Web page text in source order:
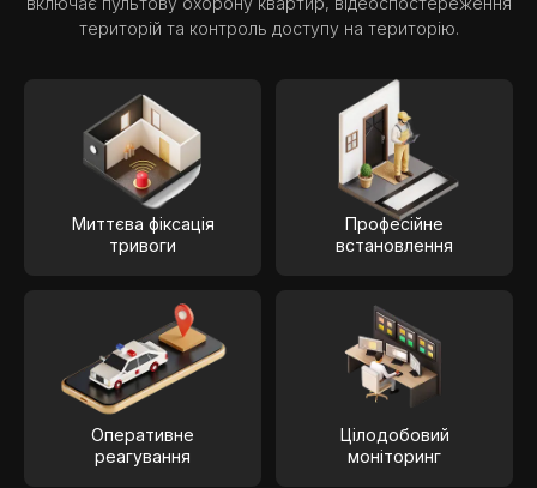
територій та контроль доступу на територію.
Миттєва фіксація
тривоги
Професійне
встановлення
Оперативне
реагування
Цілодобовий
моніторинг